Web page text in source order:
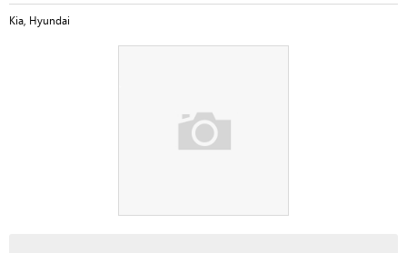
Kia, Hyundai